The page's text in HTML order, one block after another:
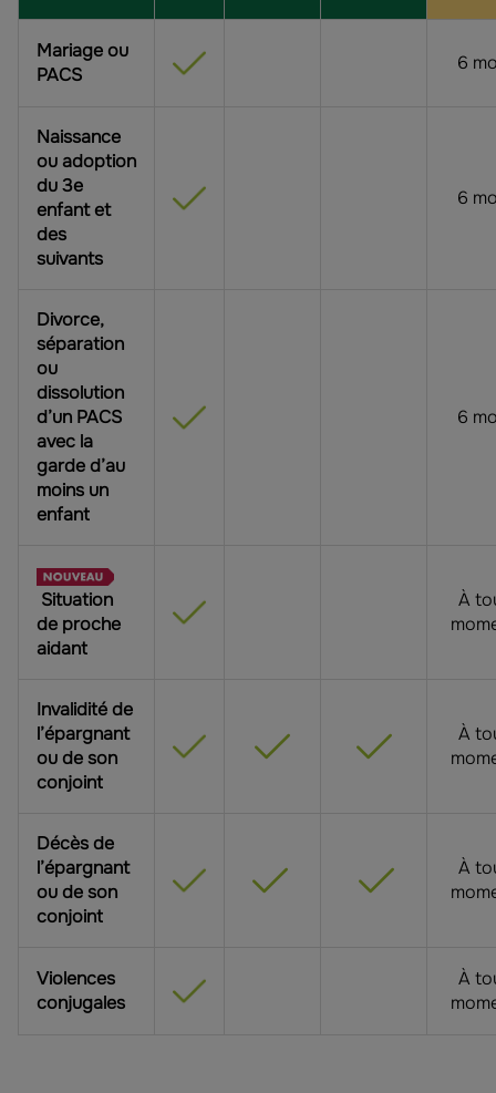
Mariage ou
PACS
6
Naissance
ou adoption
du 3e
enfant et
des
suivants
6
Divorce,
séparation
ou
dissolution
d’un PACS
avec la
garde d’au
moins un
enfant
6
Situation
de proche
aidant
À
Invalidité de
l’épargnant
ou de son
conjoint
À
Décès de
l’épargnant
ou de son
conjoint
À
Violences
conjugales
À